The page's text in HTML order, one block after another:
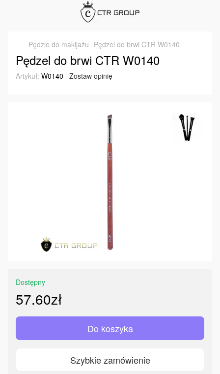
Pędzle do makijażu Pędzel do brwi CTR W0140
Pędzel do brwi CTR W0140
Artykuł: W0140 Zostaw opinię
Dostępny
57.60zł
Do koszyka
Szybkie zamówienie